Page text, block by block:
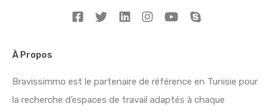
À Propos
Bravissimmo est le partenaire de référence en Tunisie pour
la recherche d’espaces de travail adaptés à chaque